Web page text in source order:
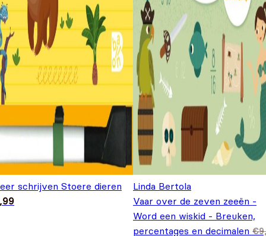
schrijven Stoere dieren
Linda Bertola
Vaar over de zeven zeeën -
Word een wiskid - Breuken,
percentages en decimalen €